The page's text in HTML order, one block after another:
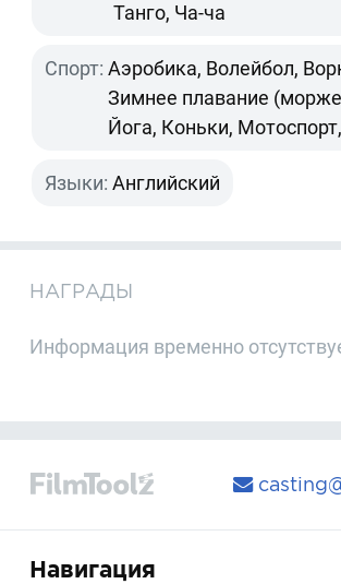
Танго, Ча-ча
Спорт: Аэробика, Волейбол,
Зимнее плавание
Йога, Коньки,
Языки: Английский
НАГРАДЫ
Информация временно
Навигация